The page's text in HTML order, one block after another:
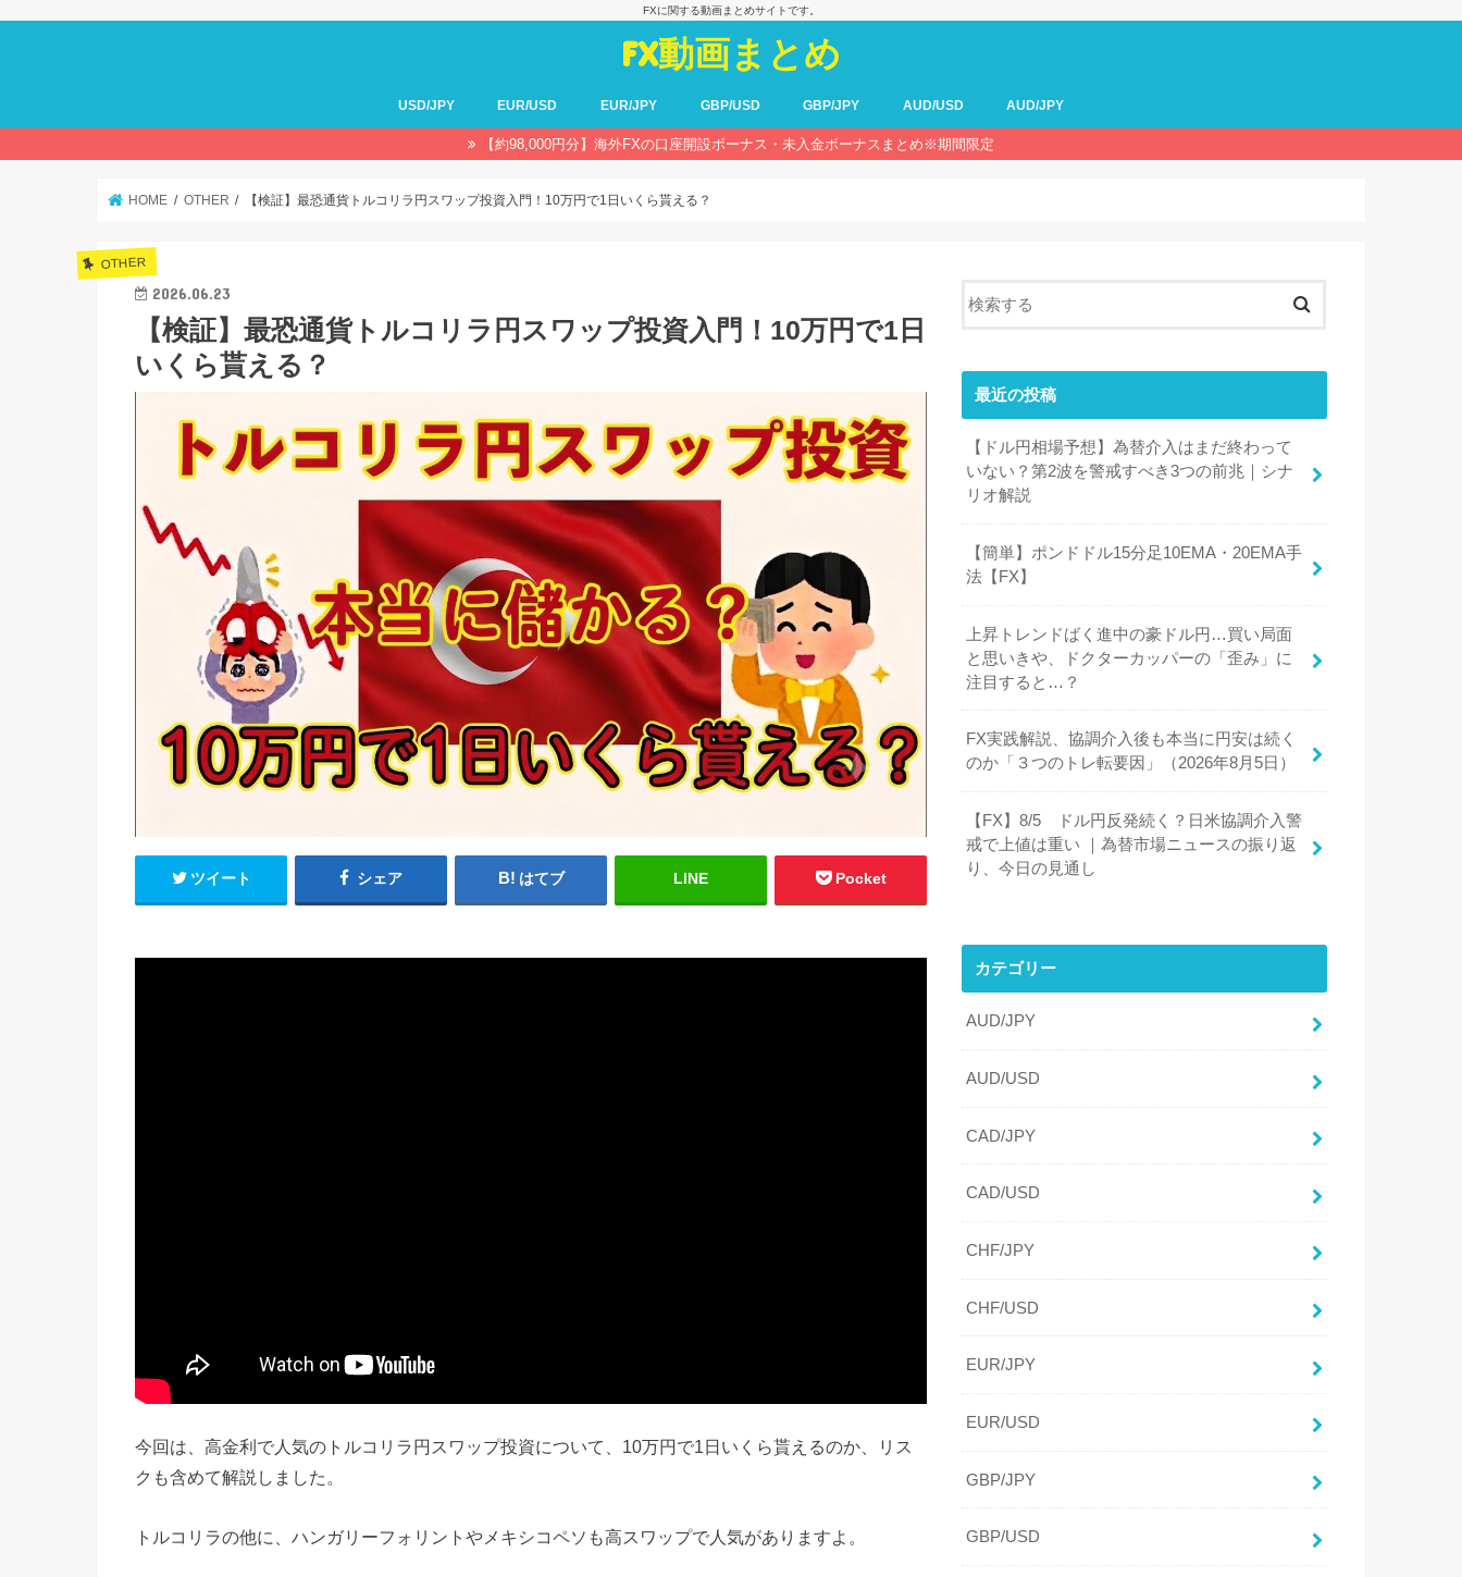
FXに関する動画まとめサイトです。
FX動画まとめ
USD/JPY EUR/USD EUR/JPY GBP/USD GBP/JPY AUD/USD AUD/JPY
【約98,000円分】海外FXの口座開設ボーナス・未入金ボーナスまとめ※期間限定
HOME OTHER 【検証】最恐通貨トルコリラ円スワップ投資入門！10万円で1日いくら貰える？
OTHER
2026.06.23
【検証】最恐通貨トルコリラ円スワップ投資入門！10万円で1日
いくら貰える？
ツイート シェア はてブ LINE Pocket
今回は、高金利で人気のトルコリラ円スワップ投資について、10万円で1日いくら貰えるのか、リス
クも含めて解説しました。
トルコリラの他に、ハンガリーフォリントやメキシコペソも高スワップで人気がありますよ。
最近の投稿
【ドル円相場予想】為替介入はまだ終わって
いない？第2波を警戒すべき3つの前兆｜シナ
リオ解説
【簡単】ポンドドル15分足10EMA・20EMA手
法【FX】
上昇トレンドばく進中の豪ドル円…買い局面
と思いきや、ドクターカッパーの「歪み」に
注目すると…？
FX実践解説、協調介入後も本当に円安は続く
のか「３つのトレ転要因」（2026年8月5日）
【FX】8/5 ドル円反発続く？日米協調介入警
戒で上値は重い ｜為替市場ニュースの振り返
り、今日の見通し
カテゴリー
AUD/JPY
AUD/USD
CAD/JPY
CAD/USD
CHF/JPY
CHF/USD
EUR/JPY
EUR/USD
GBP/JPY
GBP/USD